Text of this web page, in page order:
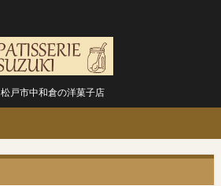
松戸市中和倉の洋菓子店